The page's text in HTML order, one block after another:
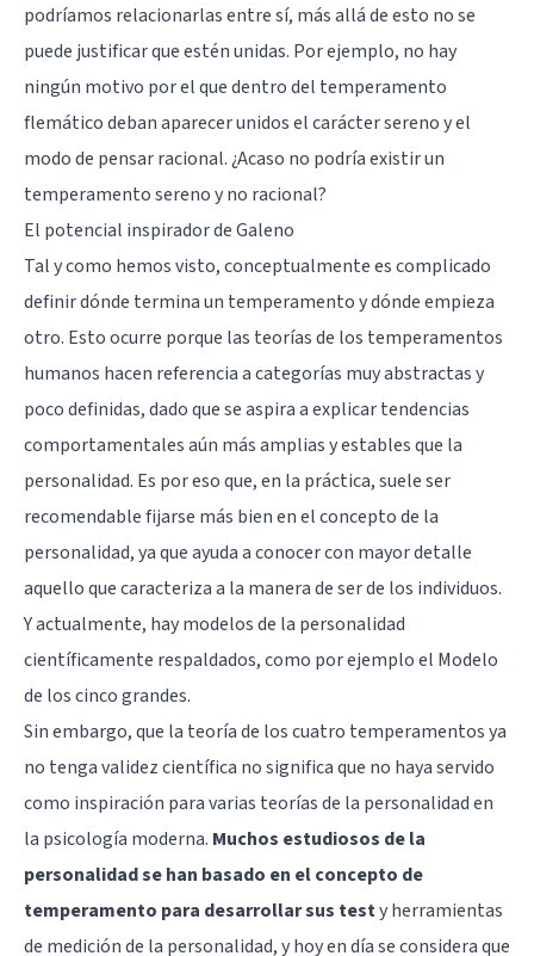
podríamos relacionarlas entre sí, más allá de esto no se
puede justificar que estén unidas. Por ejemplo, no hay
ningún motivo por el que dentro del temperamento
flemático deban aparecer unidos el carácter sereno y el
modo de pensar racional. ¿Acaso no podría existir un
temperamento sereno y no racional?
El potencial inspirador de Galeno
Tal y como hemos visto, conceptualmente es complicado
definir dónde termina un temperamento y dónde empieza
otro. Esto ocurre porque las teorías de los temperamentos
humanos hacen referencia a categorías muy abstractas y
poco definidas, dado que se aspira a explicar tendencias
comportamentales aún más amplias y estables que la
personalidad. Es por eso que, en la práctica, suele ser
recomendable fijarse más bien en el concepto de la
personalidad, ya que ayuda a conocer con mayor detalle
aquello que caracteriza a la manera de ser de los individuos.
Y actualmente, hay modelos de la personalidad
científicamente respaldados, como por ejemplo el Modelo
de los cinco grandes.
Sin embargo, que la teoría de los cuatro temperamentos ya
no tenga validez científica no significa que no haya servido
como inspiración para varias teorías de la personalidad en
la psicología moderna. Muchos estudiosos de la
personalidad se han basado en el concepto de
temperamento para desarrollar sus testy herramientas
de medición de la personalidad, y hoy en día se considera que